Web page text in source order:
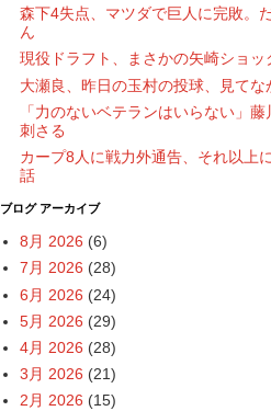
森下4失点、マツダで巨人に完敗。
ん
現役ドラフト、まさかの矢崎ショッ
大瀬良、昨日の玉村の投球、見てな
「力のないベテランはいらない」
刺さる
カープ8人に戦力外通告、それ以上
話
ブログ アーカイブ
8月 2026 (6)
7月 2026 (28)
6月 2026 (24)
5月 2026 (29)
4月 2026 (28)
3月 2026 (21)
2月 2026 (15)